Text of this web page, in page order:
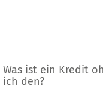
Was ist ein Kredit
ich den?